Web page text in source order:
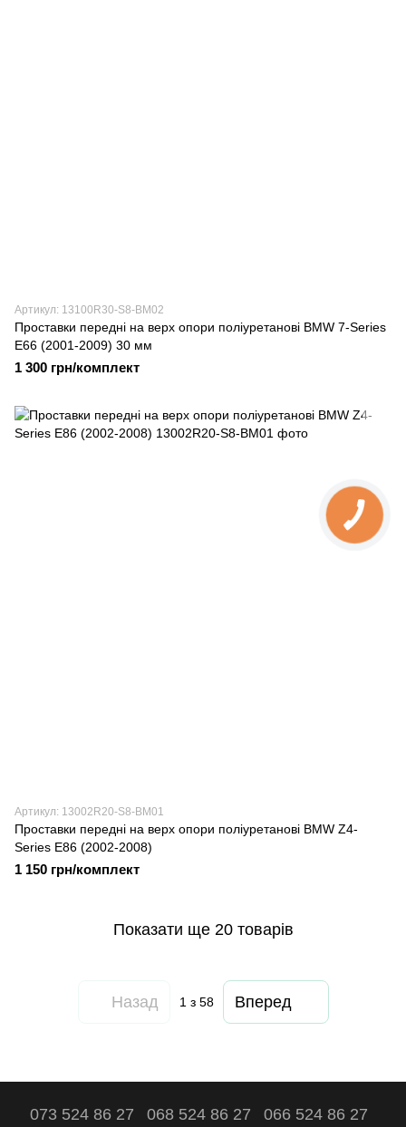
Артикул: 13100R30-S8-BM02
Проставки передні на верх опори поліуретанові BMW 7-Series
E66 (2001-2009) 30 мм
1 300 грн/комплект
Артикул: 13002R20-S8-BM01
Проставки передні на верх опори поліуретанові BMW Z4-
Series E86 (2002-2008)
1 150 грн/комплект
Показати ще 20 товарів
Назад 1 з 58 Вперед
073 524 86 27 068 524 86 27 066 524 86 27